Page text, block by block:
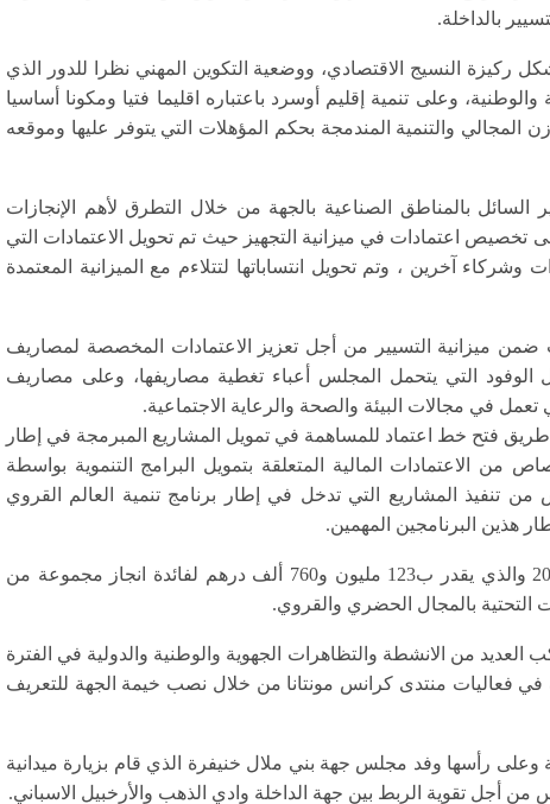
بالداخلة.
ركيزة النسيج الاقتصادي، ووضعية التكوين المهني نظرا للدور الذي
وعلى تنمية إقليم أوسرد باعتباره اقليما فتيا ومكونا أساسيا
والتنمية المندمجة بحكم المؤهلات التي يتوفر عليها وموقعه
بالمناطق الصناعية بالجهة من خلال التطرق لأهم الإنجازات
تخصيص اعتمادات في ميزانية التجهيز حيث تم تحويل الاعتمادات التي
آخرين ، وتم تحويل انتساباتها لتتلاءم مع الميزانية المعتمدة
ضمن ميزانية التسيير من أجل تعزيز الاعتمادات المخصصة لمصاريف
الوفود التي يتحمل المجلس أعباء تغطية مصاريفها، وعلى مصاريف
في مجالات البيئة والصحة والرعاية الاجتماعية.
فتح خط اعتماد للمساهمة في تمويل المشاريع المبرمجة في إطار
من الاعتمادات المالية المتعلقة بتمويل البرامج التنموية بواسطة
تنفيذ المشاريع التي تدخل في إطار برنامج تنمية العالم القروي
هذين البرنامجين المهمين.
وصادق المجلس على برمجة الفائض التقديري برسم السنة المالية 2017 والذي يقدر ب123 مليون و760 ألف درهم لفائدة انجاز مجموعة من
التحتية بالمجال الحضري والقروي.
من الانشطة والتظاهرات الجهوية والوطنية والدولية في الفترة
في فعاليات منتدى كرانس مونتانا من خلال نصب خيمة الجهة للتعريف
وعلى رأسها وفد مجلس جهة بني ملال خنيفرة الذي قام بزيارة ميدانية
أجل تقوية الربط بين جهة الداخلة وادي الذهب والأرخبيل الاسباني.